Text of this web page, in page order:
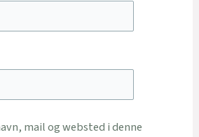
mail og websted i denne